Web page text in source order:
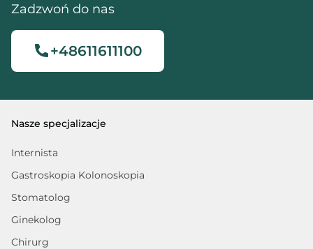
Zadzwoń do nas
+48611611100
Nasze specjalizacje
Internista
Gastroskopia Kolonoskopia
Stomatolog
Ginekolog
Chirurg